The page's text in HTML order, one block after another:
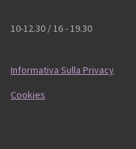
10-12.30 / 16 - 19.30
Informativa Sulla Privacy
Cookies